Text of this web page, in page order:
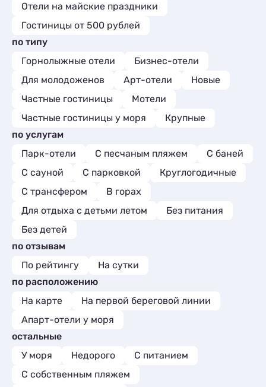
Отели на майские праздники
Гостиницы от 500 рублей
по типу
Горнолыжные отели
Бизнес-отели
Для молодоженов
Арт-отели
Новые
Частные гостиницы
Мотели
Частные гостиницы у моря
Крупные
по услугам
Парк-отели
С песчаным пляжем
С баней
С сауной
С парковкой
Круглогодичные
С трансфером
В горах
Для отдыха с детьми летом
Без питания
Без детей
по отзывам
По рейтингу
На сутки
по расположению
На карте
На первой береговой линии
Апарт-отели у моря
остальные
У моря
Недорого
С питанием
С собственным пляжем